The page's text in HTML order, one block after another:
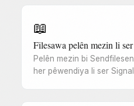
📖
Filesawa pelên mezin li
Pelên mezin bi
her pêwendiya li ser